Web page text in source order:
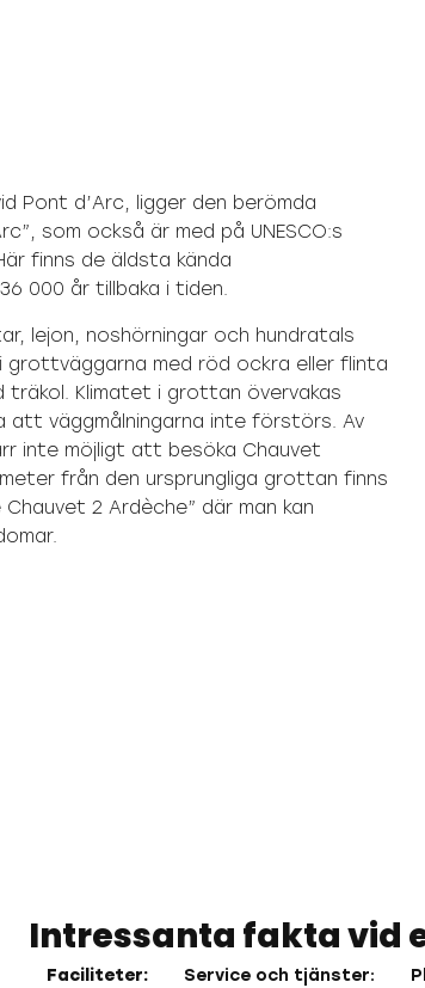
Pont d’Arc, ligger den berömda
som också är med på UNESCO:s
finns de äldsta kända
000 år tillbaka i tiden.
lejon, noshörningar och hundratals
grottväggarna med röd ockra eller flinta
träkol. Klimatet i grottan övervakas
väggmålningarna inte förstörs. Av
inte möjligt att besöka Chauvet
från den ursprungliga grottan finns
2 Ardèche” där man kan
Intressanta fakta vid
Faciliteter: Service och tjänster: